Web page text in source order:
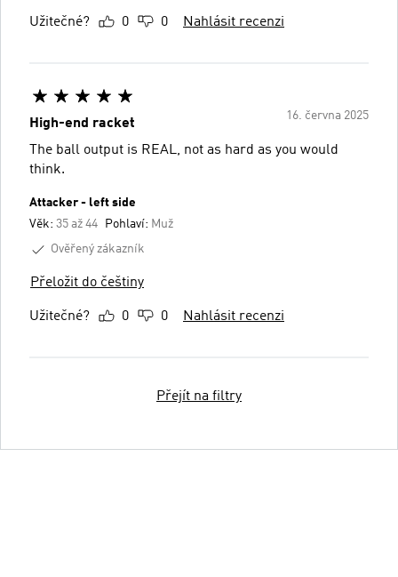
Užitečné? 0 0 Nahlásit recenzi
16. června 2025
High-end racket
The ball output is REAL, not as hard as you would
think.
Attacker - left side
Věk: 35 až 44 Pohlaví: Muž
Ověřený zákazník
Přeložit do češtiny
Užitečné? 0 0 Nahlásit recenzi
Přejít na filtry